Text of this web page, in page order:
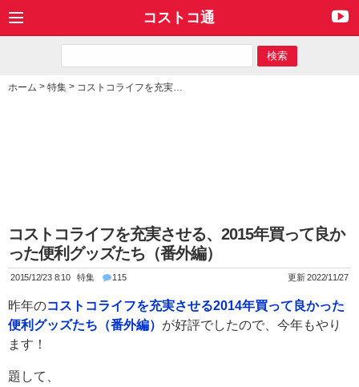
コストコ通
ホーム > 特集 > コストコライフを充実させる、2015年買って良かった便利グッズたち（番外編）
コストコライフを充実させる、2015年買って良か
った便利グッズたち（番外編）
2015/12/23 8:10 特集 115 更新 2022/11/27
昨年のコストコライフを充実させる2014年買って良かった
便利グッズたち（番外編） が好評でしたので、今年もやり
ます！
題して、